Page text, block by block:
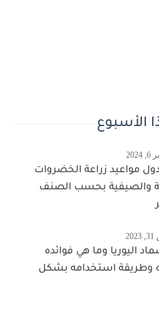
مواعيد زراعة الخضروات
بحسب الصنف
وما هي فوائده
استخدامه بشكل